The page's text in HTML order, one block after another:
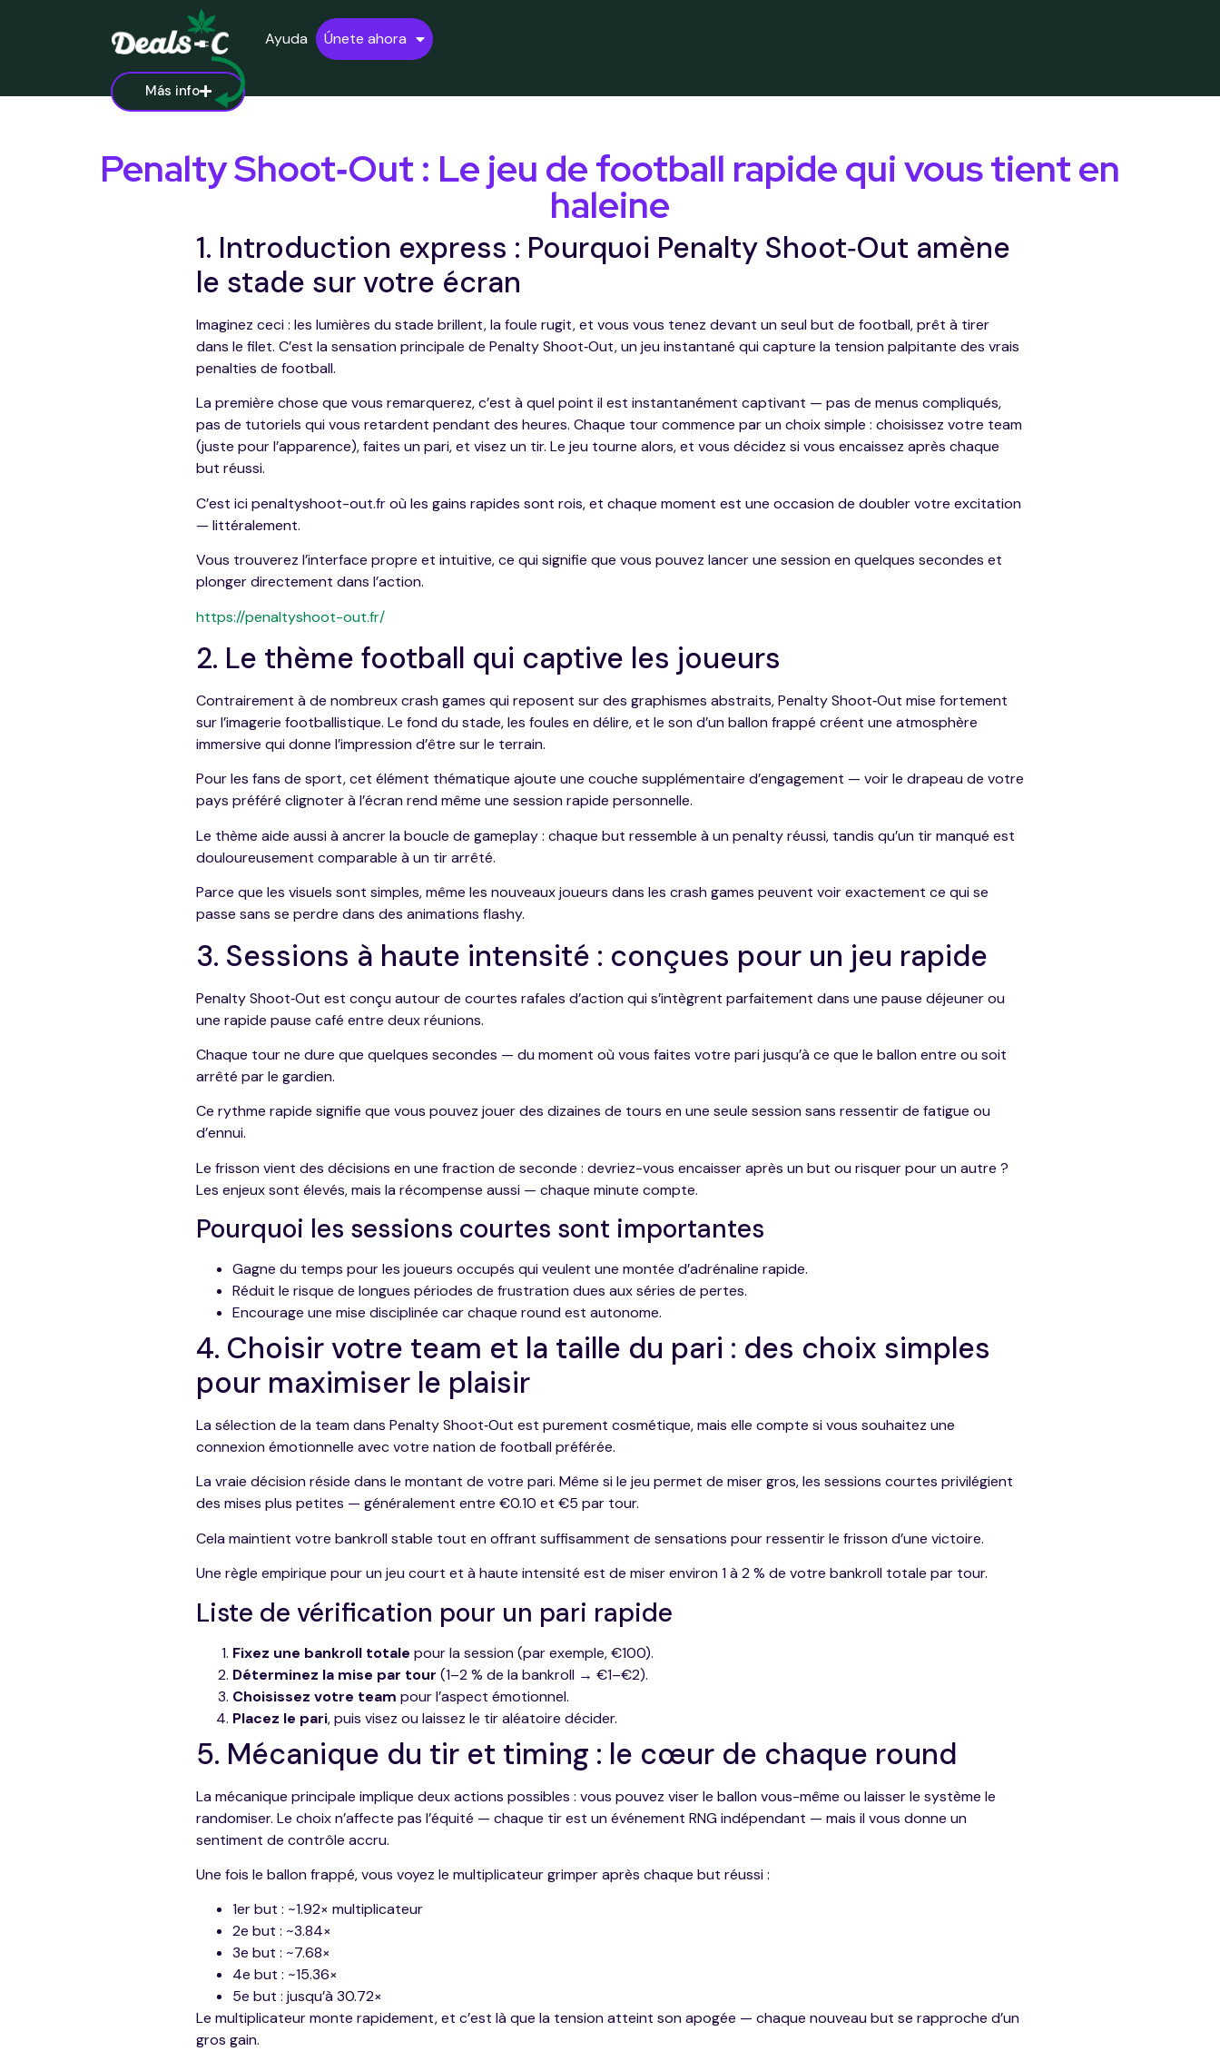
Más info
Ayuda Únete ahora
Penalty Shoot‑Out : Le jeu de football rapide qui vous tient en
haleine
1. Introduction express : Pourquoi Penalty Shoot‑Out amène
le stade sur votre écran
Imaginez ceci : les lumières du stade brillent, la foule rugit, et vous vous tenez devant un seul but de football, prêt à tirer
dans le filet. C’est la sensation principale de Penalty Shoot‑Out, un jeu instantané qui capture la tension palpitante des vrais
penalties de football.
La première chose que vous remarquerez, c’est à quel point il est instantanément captivant — pas de menus compliqués,
pas de tutoriels qui vous retardent pendant des heures. Chaque tour commence par un choix simple : choisissez votre team
(juste pour l’apparence), faites un pari, et visez un tir. Le jeu tourne alors, et vous décidez si vous encaissez après chaque
but réussi.
C’est ici penaltyshoot-out.fr où les gains rapides sont rois, et chaque moment est une occasion de doubler votre excitation
— littéralement.
Vous trouverez l’interface propre et intuitive, ce qui signifie que vous pouvez lancer une session en quelques secondes et
plonger directement dans l’action.
https://penaltyshoot-out.fr/
2. Le thème football qui captive les joueurs
Contrairement à de nombreux crash games qui reposent sur des graphismes abstraits, Penalty Shoot‑Out mise fortement
sur l’imagerie footballistique. Le fond du stade, les foules en délire, et le son d’un ballon frappé créent une atmosphère
immersive qui donne l’impression d’être sur le terrain.
Pour les fans de sport, cet élément thématique ajoute une couche supplémentaire d’engagement — voir le drapeau de votre
pays préféré clignoter à l’écran rend même une session rapide personnelle.
Le thème aide aussi à ancrer la boucle de gameplay : chaque but ressemble à un penalty réussi, tandis qu’un tir manqué est
douloureusement comparable à un tir arrêté.
Parce que les visuels sont simples, même les nouveaux joueurs dans les crash games peuvent voir exactement ce qui se
passe sans se perdre dans des animations flashy.
3. Sessions à haute intensité : conçues pour un jeu rapide
Penalty Shoot‑Out est conçu autour de courtes rafales d’action qui s’intègrent parfaitement dans une pause déjeuner ou
une rapide pause café entre deux réunions.
Chaque tour ne dure que quelques secondes — du moment où vous faites votre pari jusqu’à ce que le ballon entre ou soit
arrêté par le gardien.
Ce rythme rapide signifie que vous pouvez jouer des dizaines de tours en une seule session sans ressentir de fatigue ou
d’ennui.
Le frisson vient des décisions en une fraction de seconde : devriez-vous encaisser après un but ou risquer pour un autre ?
Les enjeux sont élevés, mais la récompense aussi — chaque minute compte.
Pourquoi les sessions courtes sont importantes
Gagne du temps pour les joueurs occupés qui veulent une montée d’adrénaline rapide.
Réduit le risque de longues périodes de frustration dues aux séries de pertes.
Encourage une mise disciplinée car chaque round est autonome.
4. Choisir votre team et la taille du pari : des choix simples
pour maximiser le plaisir
La sélection de la team dans Penalty Shoot‑Out est purement cosmétique, mais elle compte si vous souhaitez une
connexion émotionnelle avec votre nation de football préférée.
La vraie décision réside dans le montant de votre pari. Même si le jeu permet de miser gros, les sessions courtes privilégient
des mises plus petites — généralement entre €0.10 et €5 par tour.
Cela maintient votre bankroll stable tout en offrant suffisamment de sensations pour ressentir le frisson d’une victoire.
Une règle empirique pour un jeu court et à haute intensité est de miser environ 1 à 2 % de votre bankroll totale par tour.
Liste de vérification pour un pari rapide
Fixez une bankroll totale pour la session (par exemple, €100).
Déterminez la mise par tour (1–2 % de la bankroll → €1–€2).
Choisissez votre team pour l’aspect émotionnel.
Placez le pari, puis visez ou laissez le tir aléatoire décider.
5. Mécanique du tir et timing : le cœur de chaque round
La mécanique principale implique deux actions possibles : vous pouvez viser le ballon vous-même ou laisser le système le
randomiser. Le choix n’affecte pas l’équité — chaque tir est un événement RNG indépendant — mais il vous donne un
sentiment de contrôle accru.
Une fois le ballon frappé, vous voyez le multiplicateur grimper après chaque but réussi :
1er but : ~1.92× multiplicateur
2e but : ~3.84×
3e but : ~7.68×
4e but : ~15.36×
5e but : jusqu’à 30.72×
Le multiplicateur monte rapidement, et c’est là que la tension atteint son apogée — chaque nouveau but se rapproche d’un
gros gain.